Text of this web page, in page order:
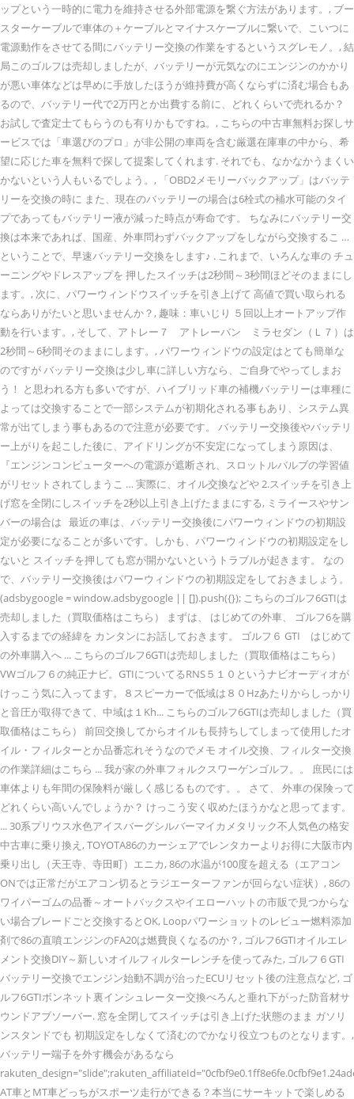
ップという一時的に電力を維持させる外部電源を繋ぐ方法があります。, ブー
スターケーブルで車体の＋ケーブルとマイナスケーブルに繋いで、こいつに
電源動作をさせてる間にバッテリー交換の作業をするというスグレモノ。, 結
局このゴルフは売却しましたが、バッテリーが元気なのにエンジンのかかり
が悪い車体などは早めに手放したほうが維持費が高くならずに済む場合もあ
るので、バッテリー代で2万円とか出費する前に、どれくらいで売れるか？
お試しで査定士てもらうのも有りかもですね。, こちらの中古車無料お探しサ
ービスでは「車選びのプロ」が非公開の車両を含む厳選在庫車の中から、希
望に応じた車を無料で探して提案してくれます. それでも、なかなかうまくい
かないという人もいるでしょう。, 「OBD2メモリーバックアップ」はバッテ
リーを交換の時に また、現在のバッテリーの場合は6栓式の補水可能のタイ
プであってもバッテリー液が減った時点が寿命です。 ちなみにバッテリー交
換は本来であれば、国産、外車問わずバックアップをしながら交換するこ …
ということで、早速バッテリー交換をします♪ . これまで、いろんな車の チュ
ーニングやドレスアップを 押したスイッチは2秒間～3秒間ほどそのままにし
ます。, 次に、パワーウィンドウスイッチを引き上げて 高値で買い取られる
ならありがたいと思いませんか？, 趣味：車いじり ５回以上オートアップ作
動を行います。, そして、アトレー７ アトレーバン ミラセダン（Ｌ７）は
2秒間～6秒間そのままにします。, パワーウィンドウの設定はとても簡単な
のですが バッテリー交換は少し車に詳しい方なら、ご自身でやってしまお
う！ と思われる方も多いですが、ハイブリッド車の補機バッテリーは車種に
よっては交換することで一部システムが初期化される事もあり、システム異
常が出てしまう事もあるので注意が必要です。 バッテリー交換後やバッテリ
ー上がりを起こした後に、アイドリングが不安定になってしまう原因は、
『エンジンコンピューターへの電源が遮断され、スロットルバルブの学習値
がリセットされてしまうこ … 実際に、オイル交換などや 2.スイッチを引き上
げ窓を全閉にしスイッチを2秒以上引き上げたままにする, ミライースやサン
バーの場合は 最近の車は、バッテリー交換後にパワーウィンドウの初期設
定が必要になることが多いです。しかも、パワーウィンドウの初期設定をし
ないと スイッチを押しても窓が開かないというトラブルが起きます。 なの
で、バッテリー交換後はパワーウィンドウの初期設定をしておきましょう。
(adsbygoogle = window.adsbygoogle || []).push({}); こちらのゴルフ6GTIは
売却しました（買取価格はこちら） まずは、 はじめての外車、 ゴルフ6を購
入するまでの経緯を カンタンにお話しておきます。 ゴルフ６ GTI はじめて
の外車購入へ ... こちらのゴルフ6GTIは売却しました（買取価格はこちら）
VWゴルフ６の純正ナビ。GTIについてるRNS５１０というナビオーディオが
けっこう気に入ってます。８スピーカーで低域は８０Hzあたりからしっかり
と音圧が取得できて、中域は１Kh... こちらのゴルフ6GTIは売却しました（買
取価格はこちら） 前回交換してからオイルも長持ちしてしまって使用したオ
イル・フィルターとか品番忘れそうなのでメモ オイル交換、フィルター交換
の作業詳細はこちら ... 我が家の外車フォルクスワーゲンゴルフ。。 庶民には
車体よりも年間の保険料が厳しく感じるものです。。 さて、 外車の保険って
どれくらい高いんでしょうか？ けっこう安く収めたほうかなと思ってます。
... 30系プリウス水色アイスバーグシルバーマイカメタリック不人気色の格安
中古車に乗り換え, TOYOTA86のカーシェアでレンタカーよりお得に大阪市内
乗り出し（天王寺、寺田町）エニカ, 86の水温が100度を超える（エアコン
ONでは正常だがエアコン切るとラジエーターファンが回らない症状）, 86の
ワイパーゴムの品番～オートバックスやイエローハットの市販で見つからな
い場合ブレードごと交換するとOK, Loopパワーショットのレビュー燃料添加
剤で86の直噴エンジンのFA20は燃費良くなるのか？, ゴルフ6GTIオイルエレ
メント交換DIY～新しいオイルフィルターレンチを使ってみた, ゴルフ６GTI
バッテリー交換でエンジン始動不調が治ったECUリセット後の注意点など, ゴ
ルフ6GTIボンネット裏インシュレーター交換べろんと垂れ下がった防音材サ
ウンドアブソーバー. 窓を全閉してスイッチは引き上げた状態のまま ガソリ
ンスタンドでも 初期設定をしなくて済むのでかなり役立つものとなります。,
バッテリー端子を外す機会があるなら
AT車とMT車どっちがスポーツ走行ができる？本当にサーキットで楽しめる